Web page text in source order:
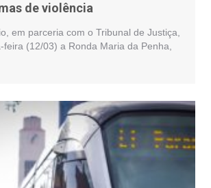
de violência
em parceria com o Tribunal de Justiça,
feira (12/03) a Ronda Maria da Penha,